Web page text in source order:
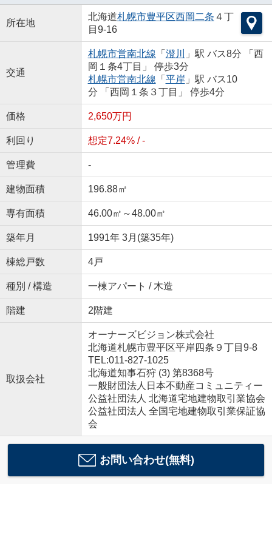
所在地
北海道札幌市豊平区西岡二条 ４丁
目9-16
交通
札幌市営南北線 「 澄川
」駅 バス8分 「西
岡１条4丁目」 停歩3分
札幌市営南北線 「 平岸 」駅 バス10
分 「西岡１条３丁目」 停歩4分
価格 2,650万円
利回り 想定7.24% / -
管理費 -
建物面積 196.88㎡
専有面積 46.00㎡～48.00㎡
築年月 1991年 3月(築35年)
棟総戸数 4戸
種別 / 構造 一棟アパート / 木造
階建 2階建
取扱会社
オーナーズビジョン株式会社
北海道札幌市豊平区平岸四条９丁目9-8
TEL:011-827-1025
北海道知事石狩 (3) 第8368号
一般財団法人日本不動産コミュニティー
公益社団法人 北海道宅地建物取引業協会
公益社団法人 全国宅地建物取引業保証協
会
お問い合わせ(無料)